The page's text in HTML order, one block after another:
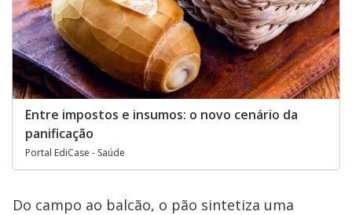
Entre impostos e insumos: o novo cenário da
panificação
Portal EdiCase - Saúde
Do campo ao balcão, o pão sintetiza uma